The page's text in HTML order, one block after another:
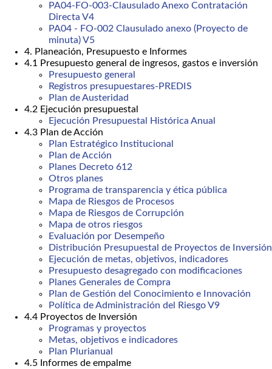
PA04-FO-003-Clausulado Anexo Contratación
Directa V4
PA04 - FO-002 Clausulado anexo (Proyecto de
minuta) V5
4. Planeación, Presupuesto e Informes
4.1 Presupuesto general de ingresos, gastos e inversión
Presupuesto general
Registros presupuestares-PREDIS
Plan de Austeridad
4.2 Ejecución presupuestal
Ejecución Presupuestal Histórica Anual
4.3 Plan de Acción
Plan Estratégico Institucional
Plan de Acción
Planes Decreto 612
Otros planes
Programa de transparencia y ética pública
Mapa de Riesgos de Procesos
Mapa de Riesgos de Corrupción
Mapa de otros riesgos
Evaluación por Desempeño
Distribución Presupuestal de Proyectos de Inversión
Ejecución de metas, objetivos, indicadores
Presupuesto desagregado con modificaciones
Planes Generales de Compra
Plan de Gestión del Conocimiento e Innovación
Política de Administración del Riesgo V9
4.4 Proyectos de Inversión
Programas y proyectos
Metas, objetivos e indicadores
Plan Plurianual
4.5 Informes de empalme